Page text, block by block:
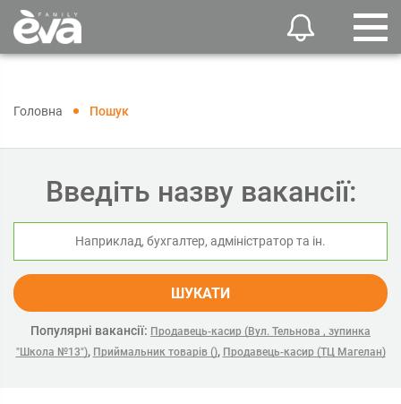
Головна Пошук
Введіть назву вакансії:
ШУКАТИ
Популярні вакансії: Продавець-касир (Вул. Тельнова , зупинка
"Школа №13"), Приймальник товарів (), Продавець-касир (ТЦ Магелан)